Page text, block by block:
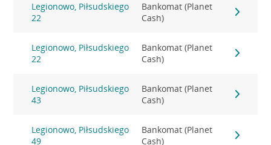
Legionowo, Piłsudskiego
22
Bankomat (Planet
Cash)
Legionowo, Piłsudskiego
22
Bankomat (Planet
Cash)
Legionowo, Piłsudskiego
43
Bankomat (Planet
Cash)
Legionowo, Piłsudskiego
49
Bankomat (Planet
Cash)